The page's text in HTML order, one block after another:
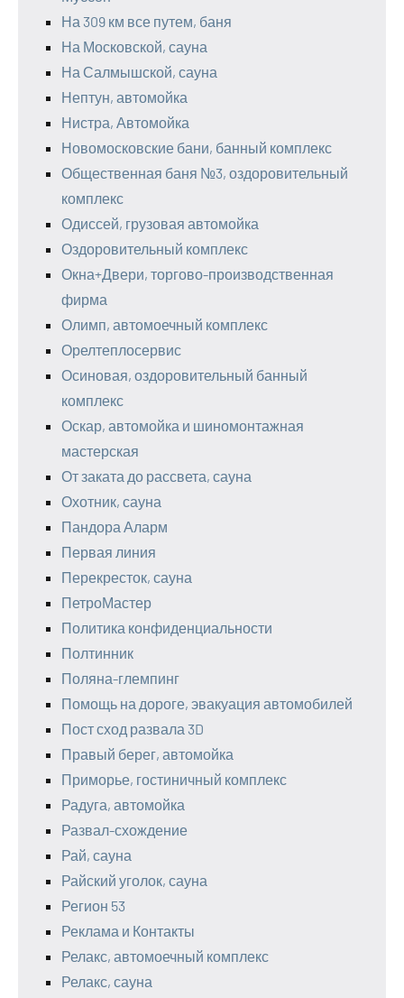
На 309 км все путем, баня
На Московской, сауна
На Салмышской, сауна
Нептун, автомойка
Нистра, Автомойка
Новомосковские бани, банный комплекс
Общественная баня №3, оздоровительный
комплекс
Одиссей, грузовая автомойка
Оздоровительный комплекс
Окна+Двери, торгово-производственная
фирма
Олимп, автомоечный комплекс
Орелтеплосервис
Осиновая, оздоровительный банный
комплекс
Оскар, автомойка и шиномонтажная
мастерская
От заката до рассвета, сауна
Охотник, сауна
Пандора Аларм
Первая линия
Перекресток, сауна
ПетроМастер
Политика конфиденциальности
Полтинник
Поляна-глемпинг
Помощь на дороге, эвакуация автомобилей
Пост сход развала 3D
Правый берег, автомойка
Приморье, гостиничный комплекс
Радуга, автомойка
Развал-схождение
Рай, сауна
Райский уголок, сауна
Регион 53
Реклама и Контакты
Релакс, автомоечный комплекс
Релакс, сауна